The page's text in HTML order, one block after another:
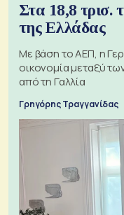
Στα 18,8
της Ελλάδας
Με βάση το ΑΕΠ, η
οικονομία μεταξύ
από τη Γαλλία
Γρηγόρης Τραγγανίδας